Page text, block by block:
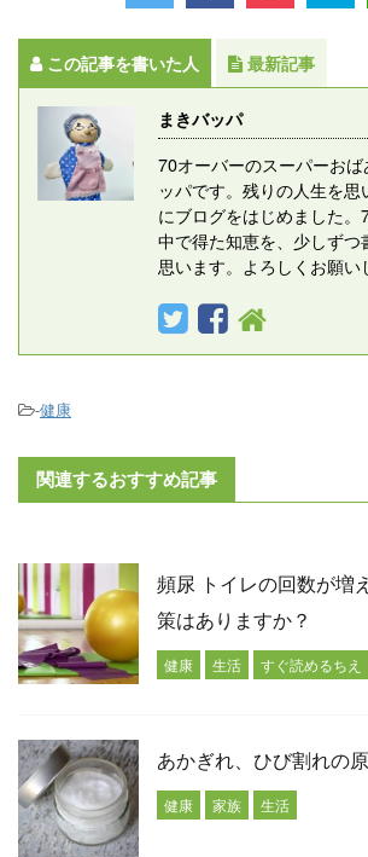
この記事を書いた人 最新記事
まきバッパ
70オーバーのスーパーお
ッパです。残りの人生を
にブログをはじめました
中で得た知恵を、少しずつ
思います。よろしくお願い
-健康
関連するおすすめ記事
頻尿 トイレの回数が増
策はありますか？
健康 生活 すぐ読めるちえ
あかぎれ、ひび割れの
健康 家族 生活